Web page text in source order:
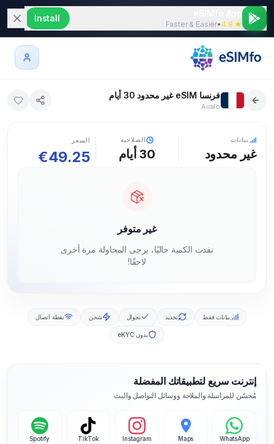
★ 4.9
•
Faster & Easier
Install
فرنسا eSIM غير محدود 30 أيام
Airalo
بيانات
غير محدود
الصلاحية
30 أيام
السعر
€49.25
غير متوفر
نفدت الكمية حاليًا، يرجى المحاولة مرة أخرى
لاحقًا!
بيانات فقط تجديد تجوال شحن نقطة اتصال
بدون eKYC
إنترنت سريع لتطبيقاتك المفضلة
مُحسّن للمراسلة والملاحة ووسائل التواصل والبث
WhatsApp
Maps
Instagram
TikTok
Spotify